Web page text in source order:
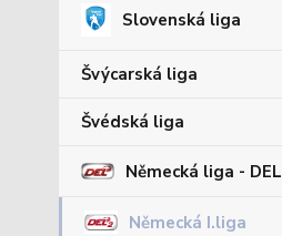
Slovenská liga
Švýcarská liga
Švédská liga
Německá liga - DEL
Německá I.liga